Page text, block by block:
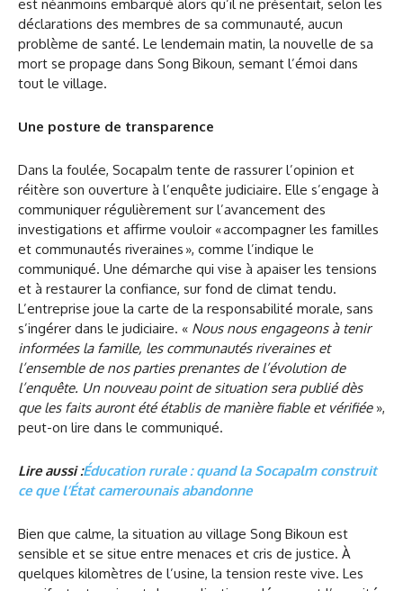
est néanmoins embarqué alors qu’il ne présentait, selon les
déclarations des membres de sa communauté, aucun
problème de santé. Le lendemain matin, la nouvelle de sa
mort se propage dans Song Bikoun, semant l’émoi dans
tout le village.
Une posture de transparence
Dans la foulée, Socapalm tente de rassurer l’opinion et
réitère son ouverture à l’enquête judiciaire. Elle s’engage à
communiquer régulièrement sur l’avancement des
investigations et affirme vouloir « accompagner les familles
et communautés riveraines », comme l’indique le
communiqué. Une démarche qui vise à apaiser les tensions
et à restaurer la confiance, sur fond de climat tendu.
L’entreprise joue la carte de la responsabilité morale, sans
s’ingérer dans le judiciaire. « Nous nous engageons à tenir
informées la famille, les communautés riveraines et
l’ensemble de nos parties prenantes de l’évolution de
l’enquête. Un nouveau point de situation sera publié dès
que les faits auront été établis de manière fiable et vérifiée»,
peut-on lire dans le communiqué.
Lire aussi :Éducation rurale : quand la Socapalm construit
ce que l’État camerounais abandonne
Bien que calme, la situation au village Song Bikoun est
sensible et se situe entre menaces et cris de justice. À
quelques kilomètres de l’usine, la tension reste vive. Les